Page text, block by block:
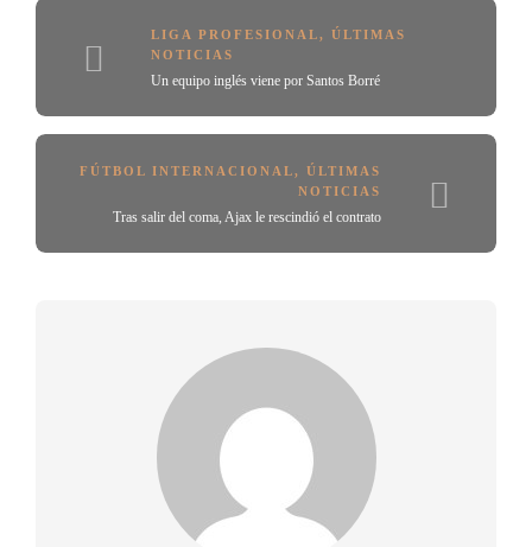
LIGA PROFESIONAL, ÚLTIMAS
NOTICIAS
Un equipo inglés viene por Santos Borré
FÚTBOL INTERNACIONAL, ÚLTIMAS
NOTICIAS
Tras salir del coma, Ajax le rescindió el contrato